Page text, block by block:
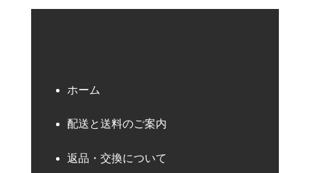
ホーム
配送と送料のご案内
返品・交換について